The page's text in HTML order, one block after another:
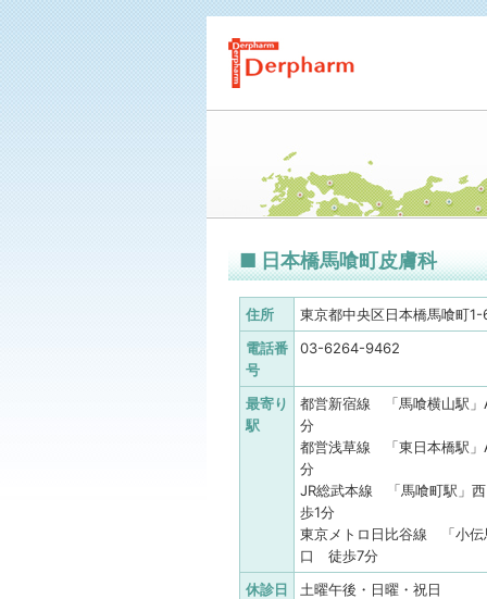
■ 日本橋馬喰町皮膚科
住所
東京都中央区日本橋馬喰町
電話番
号
03-6264-9462
最寄り
駅
都営新宿線 「馬喰横山駅
分
都営浅草線 「東日本橋駅
分
JR総武本線 「馬喰町駅」
歩1分
東京メトロ日比谷線 「小伝
口 徒歩7分
休診日
土曜午後・日曜・祝日